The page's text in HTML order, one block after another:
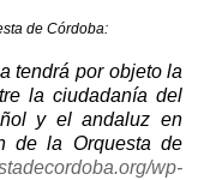
de Córdoba:
tendrá por objeto la
la ciudadanía del
y el andaluz en
de la Orquesta de
wp-